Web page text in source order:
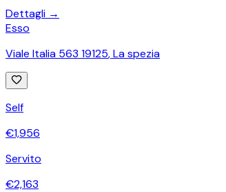
Dettagli →
Esso
Viale Italia 563 19125,La spezia
Self
€1,956
Servito
€2,163